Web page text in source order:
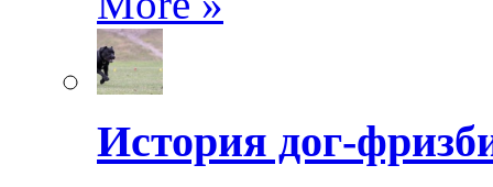
История дог-